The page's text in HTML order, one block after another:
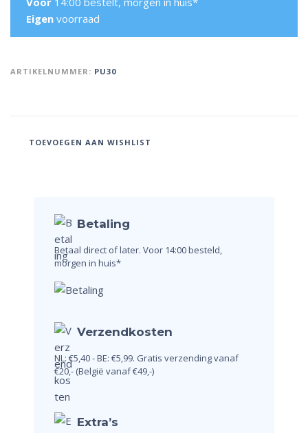
Eigen voorraad
ARTIKELNUMMER: PU30
TOEVOEGEN AAN WISHLIST
Betaling
Betaal direct of later. Voor 14:00 besteld,
morgen in huis*
Verzendkosten
NL: €5,40 - BE: €5,99. Gratis verzending vanaf
€20,- (België vanaf €49,-)
Extra’s